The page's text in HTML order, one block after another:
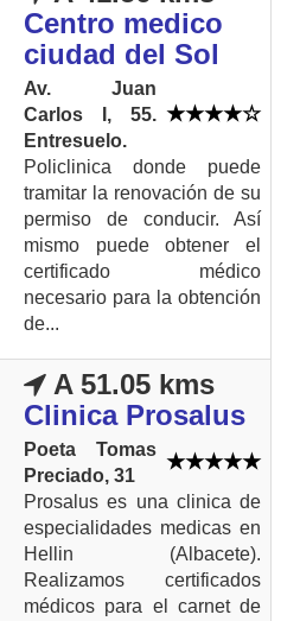
Centro medico
ciudad del Sol
Av. Juan
Carlos I, 55.
Entresuelo.
Policlinica donde puede
tramitar la renovación de su
permiso de conducir. Así
mismo puede obtener el
certificado médico
necesario para la obtención
de...
A 51.05 kms
Clinica Prosalus
Poeta Tomas
Preciado, 31
Prosalus es una clinica de
especialidades medicas en
Hellin (Albacete).
Realizamos certificados
médicos para el carnet de